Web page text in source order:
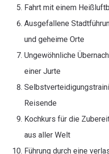
Fahrt mit einem
Ausgefallene
und geheime Orte
Ungewöhnliche
einer Jurte
Reisende
Kochkurs für die
aus aller Welt
Führung durch eine